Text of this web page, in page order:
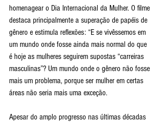
homenagear o Dia Internacional da Mulher. O filme
destaca principalmente a superação de papéis de
gênero e estimula reflexões: “E se vivêssemos em
um mundo onde fosse ainda mais normal do que
é hoje as mulheres seguirem supostas “carreiras
masculinas”? Um mundo onde o gênero não fosse
mais um problema, porque ser mulher em certas
áreas não seria mais uma exceção.
Apesar do amplo progresso nas últimas décadas